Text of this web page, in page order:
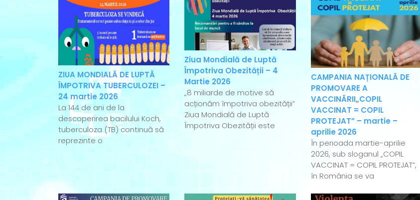
ZIUA MONDIALĂ DE LUPTĂ
ÎMPOTRIVA TUBERCULOZEI –
24 martie 2026
La 144 de ani de la
descoperirea bacilului Koch,
tuberculoza (TB) continuă să
reprezinte o
Ziua Mondială de Luptă
Împotriva Obezității – 4
Martie 2026
„8 miliarde de motive să
acționăm împotriva obezității”
Ziua Mondială de Luptă
Împotriva Obezității este
CAMPANIA NAȚIONALĂ DE
PROMOVARE A
VACCINĂRII„COPIL
VACCINAT = COPIL
PROTEJAT” – martie –
aprilie 2026
În perioada martie-aprilie
2026, sub sloganul „COPIL
VACCINAT = COPIL PROTEJAT”,
în România se va